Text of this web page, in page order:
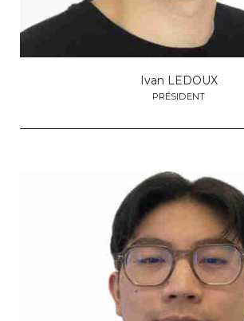
Ivan LEDOUX
PRÉSIDENT